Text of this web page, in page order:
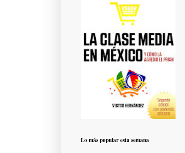
Lo más popular esta semana